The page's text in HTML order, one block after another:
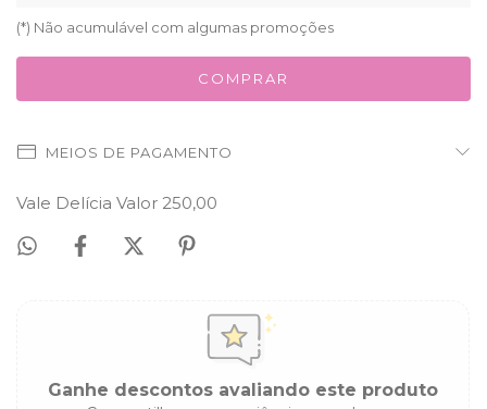
(*) Não acumulável com algumas promoções
MEIOS DE PAGAMENTO
Vale Delícia Valor 250,00
Ganhe descontos avaliando este produto